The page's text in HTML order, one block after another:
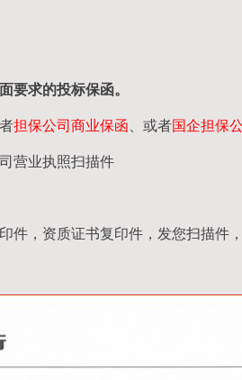
要求的投标保函。
担保公司商业保函 、或者国企担保
营业执照扫描件
件，资质证书复印件，发您扫描件